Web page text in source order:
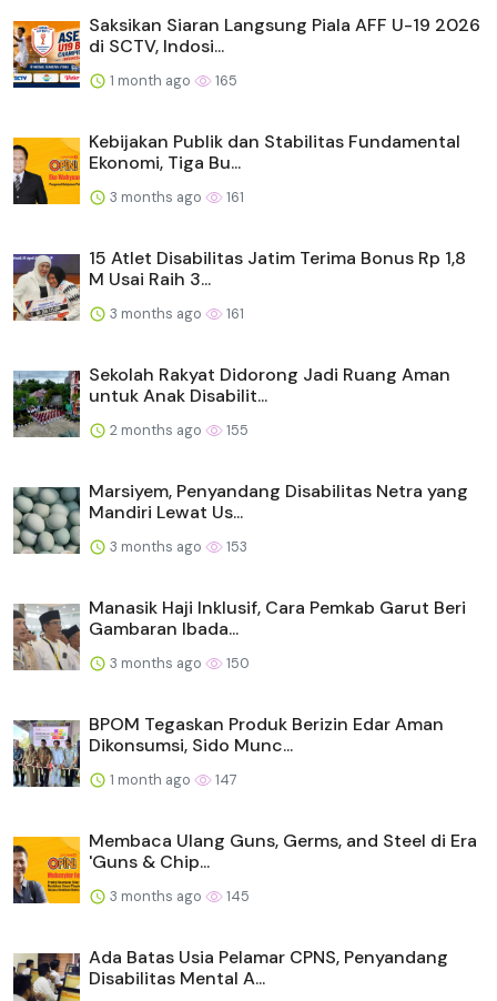
Saksikan Siaran Langsung Piala AFF U-19 2026
di SCTV, Indosi...
1 month ago 165
Kebijakan Publik dan Stabilitas Fundamental
Ekonomi, Tiga Bu...
3 months ago 161
15 Atlet Disabilitas Jatim Terima Bonus Rp 1,8
M Usai Raih 3...
3 months ago 161
Sekolah Rakyat Didorong Jadi Ruang Aman
untuk Anak Disabilit...
2 months ago 155
Marsiyem, Penyandang Disabilitas Netra yang
Mandiri Lewat Us...
3 months ago 153
Manasik Haji Inklusif, Cara Pemkab Garut Beri
Gambaran Ibada...
3 months ago 150
BPOM Tegaskan Produk Berizin Edar Aman
Dikonsumsi, Sido Munc...
1 month ago 147
Membaca Ulang Guns, Germs, and Steel di Era
'Guns & Chip...
3 months ago 145
Ada Batas Usia Pelamar CPNS, Penyandang
Disabilitas Mental A...